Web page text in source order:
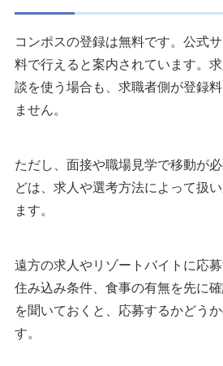
コンポスの登録は無料です。公式
料で行えると案内されています。
談を使う場合も、求職者側が登録
ません。
ただし、面接や職場見学で移動が
どは、求人や選考方法によって扱
ます。
遠方の求人やリゾートバイトに応募
住み込み条件、食事の有無を先に
を聞いておくと、応募するかどう
す。